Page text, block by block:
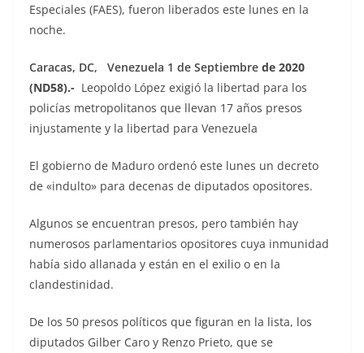
Especiales (FAES), fueron liberados este lunes en la
noche.
Caracas, DC, Venezuela 1 de Septiembre de 2020
(ND58).- Leopoldo López exigió la libertad para los
policías metropolitanos que llevan 17 años presos
injustamente y la libertad para Venezuela
El gobierno de Maduro ordenó este lunes un decreto
de «indulto» para decenas de diputados opositores.
Algunos se encuentran presos, pero también hay
numerosos parlamentarios opositores cuya inmunidad
había sido allanada y están en el exilio o en la
clandestinidad.
De los 50 presos políticos que figuran en la lista, los
diputados Gilber Caro y Renzo Prieto, que se